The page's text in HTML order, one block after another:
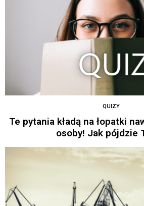
QUIZY
Te pytania kładą na łopatki
osoby! Jak pójdzie